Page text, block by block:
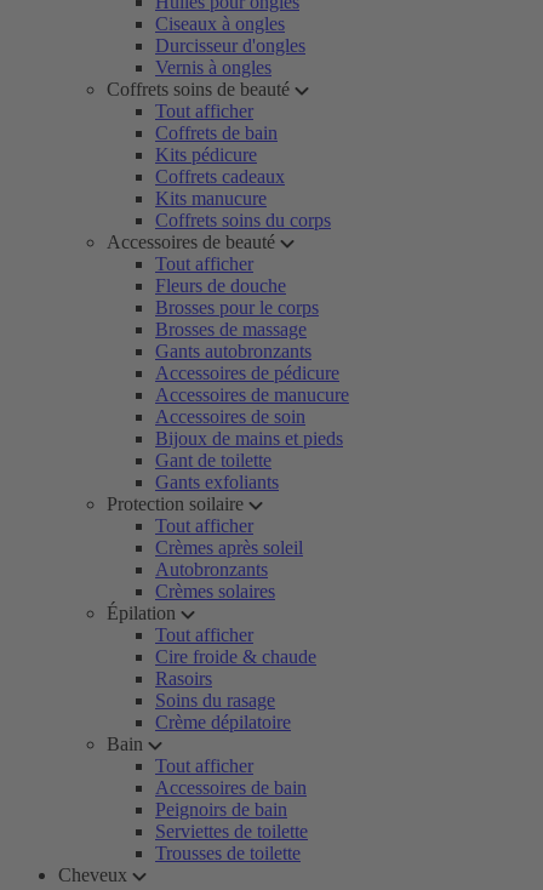
Ciseaux à ongles
Durcisseur d'ongles
Vernis à ongles
Coffrets soins de beauté
Tout afficher
Coffrets de bain
Kits pédicure
Coffrets cadeaux
Kits manucure
Coffrets soins du corps
Accessoires de beauté
Tout afficher
Fleurs de douche
Brosses pour le corps
Brosses de massage
Gants autobronzants
Accessoires de pédicure
Accessoires de manucure
Accessoires de soin
Bijoux de mains et pieds
Gant de toilette
Gants exfoliants
Protection soilaire
Tout afficher
Crèmes après soleil
Autobronzants
Crèmes solaires
Épilation
Tout afficher
Cire froide & chaude
Rasoirs
Soins du rasage
Crème dépilatoire
Bain
Tout afficher
Accessoires de bain
Peignoirs de bain
Serviettes de toilette
Trousses de toilette
Cheveux